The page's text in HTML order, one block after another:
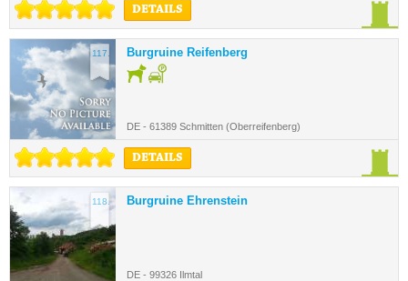
DETAILS
117. Burgruine Reifenberg
DE - 61389 Schmitten (Oberreifenberg)
DETAILS
118. Burgruine Ehrenstein
DE - 99326 Ilmtal